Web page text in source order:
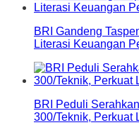
BRI Gandeng
Literasi Keuangan
BRI Peduli
300/Teknik, Perkuat